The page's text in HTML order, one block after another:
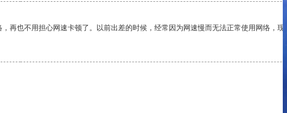
也不用担心网速卡顿了。以前出差的时候，经常因为网速慢而无法正常使用网络，现